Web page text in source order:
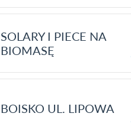
SOLARY I PIECE NA
BIOMASĘ
BOISKO UL. LIPOWA